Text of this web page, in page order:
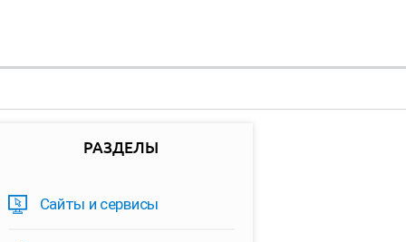
РАЗДЕЛЫ
Сайты и сервисы